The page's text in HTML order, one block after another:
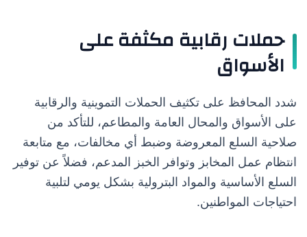
حملات رقابية مكثفة على
الأسواق
شدد المحافظ على تكثيف الحملات التموينية والرقابية
على الأسواق والمحال العامة والمطاعم، للتأكد من
صلاحية السلع المعروضة وضبط أي مخالفات، مع متابعة
انتظام عمل المخابز وتوافر الخبز المدعم، فضلاً عن توفير
السلع الأساسية والمواد البترولية بشكل يومي لتلبية
احتياجات المواطنين.